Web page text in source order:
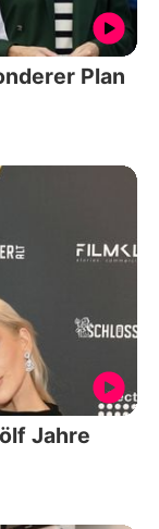
Plan
Jahre